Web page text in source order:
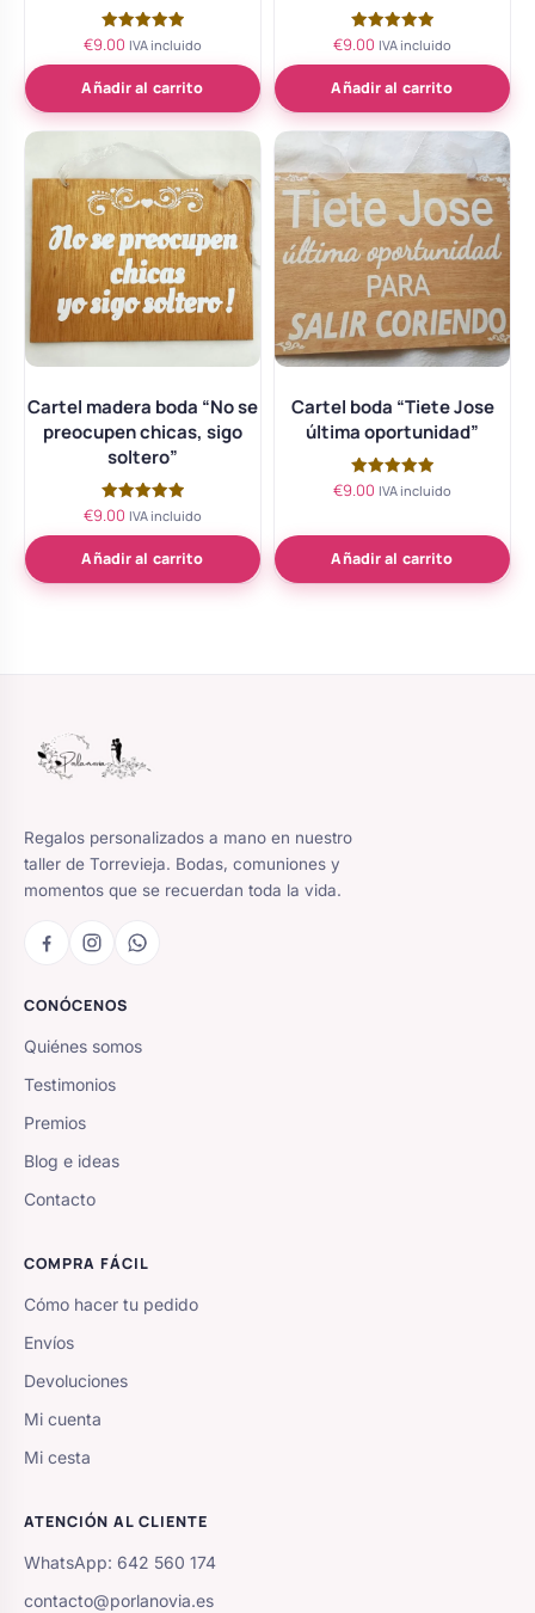
Valorado
de 5
€9.00 IVA incluido
Añadir al carrito
Valorado
de 5
€9.00 IVA incluido
Añadir al carrito
Cartel madera boda “No se
preocupen chicas, sigo
soltero”
Valorado
de 5
€9.00 IVA incluido
Añadir al carrito
Cartel boda “Tiete Jose
última oportunidad”
Valorado
€9.00 IVA incluido
Añadir al carrito
Regalos personalizados a mano en nuestro
taller de Torrevieja. Bodas, comuniones y
momentos que se recuerdan toda la vida.
CONÓCENOS
Quiénes somos
Testimonios
Premios
Blog e ideas
Contacto
COMPRA FÁCIL
Cómo hacer tu pedido
Envíos
Devoluciones
Mi cuenta
Mi cesta
ATENCIÓN AL CLIENTE
WhatsApp: 642 560 174
contacto@porlanovia.es